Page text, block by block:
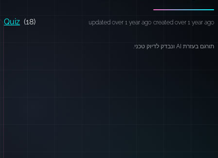
created over 1 year ago
updated over 1 year ago
Quiz (18)
תורגם בעזרת AI ונבדק לדיוק טכני.